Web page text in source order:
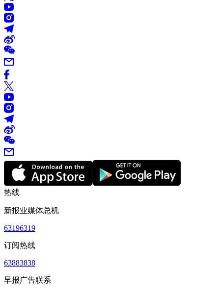
热线
新报业媒体总机
63196319
订阅热线
63883838
早报广告联系